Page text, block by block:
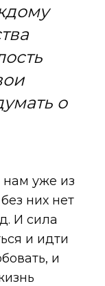
о
уже из
них нет
И сила
и идти
и